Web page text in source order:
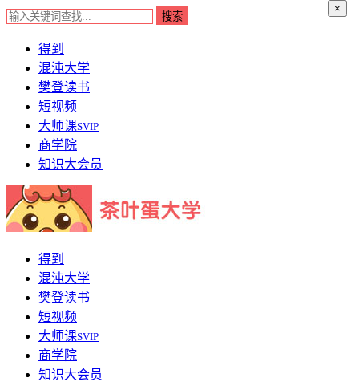
×
得到
混沌大学
樊登读书
短视频
大师课SVIP
商学院
知识大会员
得到
混沌大学
樊登读书
短视频
大师课SVIP
商学院
知识大会员